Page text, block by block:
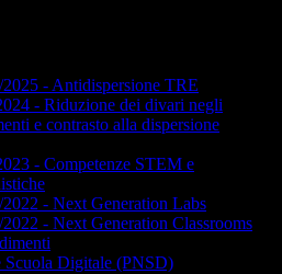
- Antidispersione TRE
- Riduzione dei divari negli
e contrasto alla dispersione
- Competenze STEM e
- Next Generation Labs
- Next Generation Classrooms
Scuola Digitale (PNSD)